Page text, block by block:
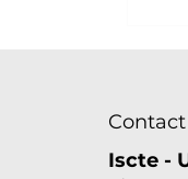
Contact
Iscte -